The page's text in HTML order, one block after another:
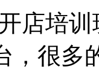
店培
，很多